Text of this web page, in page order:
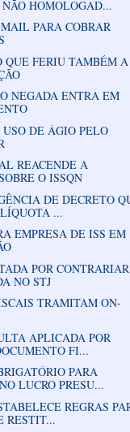
HOMOLOGAD...
PARA COBRAR
QUE FERIU TAMBÉM A
NEGADA ENTRA EM
USO DE ÁGIO PELO
REACENDE A
O ISSQN
DE DECRETO
...
EMPRESA DE ISS EM
POR CONTRARIAR
NO STJ
TRAMITAM ON-
APLICADA POR
FI...
PARA
LUCRO PRESU...
REGRAS
RESTIT...